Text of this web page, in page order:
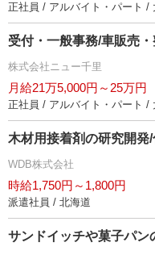
正社員 / アルバイト・パート /
受付・一般事務/車販売
株式会社ニュー千里
月給21万5,000円～25万円
正社員 / アルバイト・パート /
木材用接着剤の研究開発
WDB株式会社
時給1,750円～1,800円
派遣社員 / 北海道
サンドイッチや菓子パン